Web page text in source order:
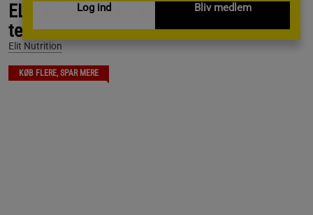
Log ind
Bliv medlem
ELIT BCAA 4:1:1 + L-glutamine, 400 g, Ice
tea
Elit Nutrition
KØB FLERE, SPAR MERE